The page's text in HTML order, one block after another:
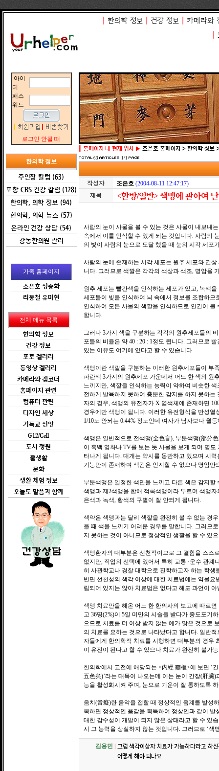
한의학 정보 건강 정보
카메라와
아이
디
패스
워드
로그인 안될 때
한의학 정보
주인장 칼럼 (63)
포항 CBS 건강 칼럼 (128)
한의학, 의학 정보 (94)
한의학, 의학 뉴스 (57)
온라인 건강 상담 (54)
강동한의원 관리
가족 홈페이지
조은호 정송화
리동철 유미현
전체 메뉴 목록
한의학 정보
건강 정보
포토 겔러리
동영상 겔러리
카메라와 캠코더
홈페이지 관련
컴퓨터 관련
디자인 세상
기독교 신앙
G12/Cell
도시 정원
물생활
문화
생활 체험 정보
오늘도 말씀과 함께
홈페이지 내 현재 위치 ▶ 조은호 홈페이지 > 한의학 정보
63 1/1
작성자 조은호 (2004-08-11 12:47:17)
제목
<한방/일반> 색맹에 관하여
사람의 눈이 사물을 볼 수 있는 것은 사물이 내보내
속에서 이를 인식할 수 있게 되는 것입니다. 사람의
의 빛이 사람의 눈으로 도달 했을 때 눈의 시각 세포
사람의 눈에 존재하는 시각 세포는 원추 세포와 간
니다. 그러므로 색깔은 각각의 색상과 색조, 명암을
원추 세포는 빨간색을 인식하는 세포가 있고, 녹색
세포들이 빛을 인식하여 뇌 속에서 정보를 조합하
인식하여 모든 사물의 색깔을 인식하므로 인간이
합니다.
그러나 3가지 색을 구분하는 각각의 원추세포들의
포들의 비율은 약 40 : 20 : 1정도 됩니다. 그러므로
있는 이유도 여기에 있다고 할 수 있습니다.
색맹이란 색깔을 구분하는 이러한 원추세포들이 부
파란색 3가지의 원추세포 가운데서 어느 한 색의 원
느끼지만, 색깔을 인식하는 능력이 약하여 비슷한
전하게 발육하지 못하여 충분한 감지를 하지 못하
자의 경우, 색맹의 유전자가 X 염색체에 존재하면
경우에만 색맹이 됩니다. 이러한 유전형식을 반성
1/10도 안되는 0.44% 정도인데 여자가 남자보다 월
색맹은 일반적으로 전색맹(全色盲), 부분색맹(部分
이 흑백 영화나 TV를 보는 듯 사물을 보게 되며 명
타나게 됩니다. 대개는 약시를 동반하고 있으며 시
기능만이 존재하여 색감은 인지할 수 없으나 명암만
부분색맹은 일정한 색만을 느끼고 다른 색은 감지
색맹과 제2색맹을 합해 적록색맹이라 부르며 색맹
은색과 녹색, 황색의 구별이 잘 안되게 됩니다.
색약은 색맹과는 달리 색깔을 완전히 볼 수 없는 경
을 때 색을 느끼기 어려운 경우를 말합니다. 그러므
지 못하는 것이 아니므로 정상적인 생활을 할 수 있
색맹환자의 대부분은 선천적이므로 그 결함을 스스
없지만, 직업의 선택에 있어서 특히 교통 ·운수 관계
히 사관학교나 경찰 대학으로 진학하고자 하는 학
반면 선천성의 색각 이상에 대한 치료법에는 약물
립되어 있지는 않아 치료법은 없다고 해도 과언이 아
색맹 치료만을 해온 어느 한 한의사의 보고에 따르
고 36명(2%)이 5일 미만의 시술을 받다가 중도포기
으므로 치료를 더 이상 받지 않는 예가 많은 것으로
의 치료를 요하는 것으로 나타났다고 합니다. 일반
자들에게 한의학적 치료를 시행하면 대부분의 경우
이 유전이 된다고 할 수 있으나 치료가 완전히 불가
한의학에서 고전에 해당되는 <內經 靈樞>에 보면 ‘
五色矣)’라는 대목이 나오는데 이는 눈이 간장(肝臟
능을 활성화시켜 주며, 눈으로 기운이 잘 통하도록
음치(音癡)란 음악을 접할 때 정상적인 음계를 발성
복하면 정상적인 음감을 획득하여 정상인과 같이
대한 감수성이 개발이 되지 않은 상태라고 할 수 있
시 그 능력을 상실하지 않는 것입니다. 그러므로 ‘
김용민
그럼 색각이상자 치료가 가능하다라고 하
어떻게 해야 되나요